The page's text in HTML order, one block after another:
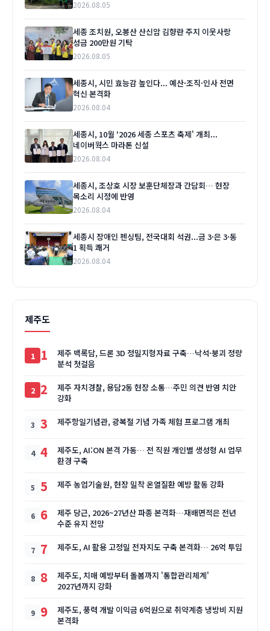
2026.08.05
세종 조치원, 오봉산 산신암 김향란 주지 이웃사랑
성금 200만원 기탁
2026.08.05
세종시, 시민 효능감 높인다... 예산·조직·인사 전면
혁신 본격화
2026.08.04
세종시, 10월 '2026 세종 스포츠 축제' 개최...
네이버웍스 마라톤 신설
2026.08.04
세종시, 조상호 시장 보훈단체장과 간담회… 현장
목소리 시정에 반영
2026.08.04
세종시 장애인 펜싱팀, 전국대회 석권...금 3·은 3·동
1 획득 쾌거
2026.08.04
제주도
1
제주 백록담, 드론 3D 정밀지형자료 구축…낙석·붕괴 정량
분석 첫걸음
2
제주 자치경찰, 용담2동 현장 소통…주민 의견 반영 치안
강화
3 제주항일기념관, 광복절 기념 가족 체험 프로그램 개최
4
제주도, AI:ON 본격 가동… 전 직원 개인별 생성형 AI 업무
환경 구축
5 제주 농업기술원, 현장 밀착 온열질환 예방 활동 강화
6
제주 당근, 2026~27년산 파종 본격화…재배면적은 전년
수준 유지 전망
7 제주도, AI 활용 고정밀 전자지도 구축 본격화… 26억 투입
8
제주도, 치매 예방부터 돌봄까지 '통합관리체계'
2027년까지 강화
9
제주도, 풍력 개발 이익금 6억원으로 취약계층 냉방비 지원
본격화